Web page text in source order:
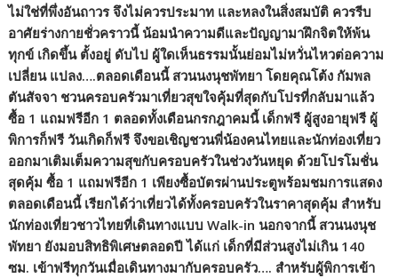
ไม่ใช่ที่พึ่งอันถาวร จึงไม่ควรประมาท และหลงในสิ่งสมบัติ ควรรีบ
อาศัยร่างกายชั่วคราวนี้ น้อมนำความดีและปัญญามาฝึกจิตให้พ้น
ทุกข์ เกิดขึ้น ตั้งอยู่ ดับไป ผู้ใดเห็นธรรมนั้นย่อมไม่หวั่นไหวต่อความ
เปลี่ยน แปลง….ตลอดเดือนนี้ สวนนงนุชพัทยา โดยคุณโต้ง กัมพล
ตันสัจจา ชวนครอบครัวมาเที่ยวสุขใจคุ้มที่สุดกับโปรที่กลับมาแล้ว
ซื้อ 1 แถมฟรีอีก 1 ตลอดทั้งเดือนกรกฎาคมนี้ เด็กฟรี ผู้สูงอายุฟรี ผู้
พิการก็ฟรี วันเกิดก็ฟรี จึงขอเชิญชวนพี่น้องคนไทยและนักท่องเที่ยว
ออกมาเติมเต็มความสุขกับครอบครัวในช่วงวันหยุด ด้วยโปรโมชั่น
สุดคุ้ม ซื้อ 1 แถมฟรีอีก 1 เพียงซื้อบัตรผ่านประตูพร้อมชมการแสดง
ตลอดเดือนนี้ เรียกได้ว่าเที่ยวได้ทั้งครอบครัวในราคาสุดคุ้ม สำหรับ
นักท่องเที่ยวชาวไทยที่เดินทางแบบ Walk-in นอกจากนี้ สวนนงนุช
พัทยา ยังมอบสิทธิพิเศษตลอดปี ได้แก่ เด็กที่มีส่วนสูงไม่เกิน 140
ซม. เข้าฟรีทุกวันเมื่อเดินทางมากับครอบครัว…. สำหรับผู้พิการเข้า